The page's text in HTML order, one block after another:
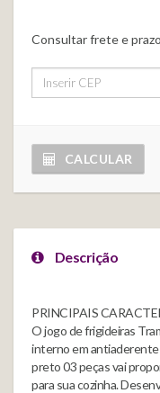
Consultar frete e
CALCULAR
Descrição
PRINCIPAIS
O jogo de frigideiras
interno em
preto 03 peças vai
para sua cozinha.